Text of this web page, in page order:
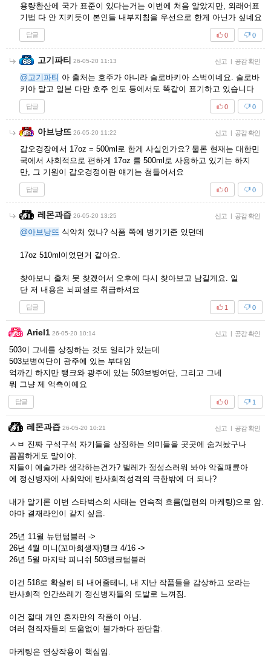
용량환산에 국가 표준이 있다는거는 이번에 처음 알았지만, 외래어표
기법 다 안 지키듯이 본인들 내부지침을 우선으로 한게 아닌가 싶네요
답글 0
0
고기파티 26-05-20 11:13 신고 | 공감 확인
@고기파티 아 출처는 호주가 아니라 슬로바키아 스벅이네요. 슬로바
키아 말고 일본 다만 호주 인도 등에서도 똑같이 표기하고 있습니다
답글 0
0
아브낭뜨 26-05-20 11:22 신고 | 공감 확인
갑오경장에서 17oz = 500ml로 한게 사실인가요? 물론 현재는 대한민
국에서 사회적으로 편하게 17oz 를 500ml로 사용하고 있기는 하지
만, 그 기원이 갑오경정이란 얘기는 첨들어서요
답글 0
0
레몬과즙 26-05-20 13:25 신고 | 공감 확인
@아브낭뜨 식약처 였나? 식품 쪽에 병기기준 있던데
17oz 510ml이었던거 같아요.
찾아보니 출처 못 찾겠어서 오후에 다시 찾아보고 남길게요. 일
단 저 내용은 뇌피셜로 취급하셔요
답글 0
1
Ariel1 26-05-20 10:14 신고 | 공감 확인
503이 그네를 상징하는 것도 일리가 있는데
503보병여단이 광주에 있는 부대임
억까긴 하지만 탱크와 광주에 있는 503보병여단, 그리고 그네
뭐 그냥 제 억측이예요
답글 1
0
레몬과즙 26-05-20 10:21 신고 | 공감 확인
ㅅㅂ 진짜 구석구석 자기들을 상징하는 의미들을 곳곳에 숨겨놨구나
꼼꼼하게도 말이야.
지들이 예술가라 생각하는건가? 벌레가 정성스러워 봐야 악질패륜아
에 정신병자에 사회악에 반사회적성격의 극한밖에 더 되나?
내가 알기론 이번 스타벅스의 사태는 연속적 흐름(일련의 마케팅)으로 암.
아마 결재라인이 같지 싶음.
25년 11월 뉴턴텀블러 ->
26년 4월 미니(꼬마희생자)탱크 4/16 ->
26년 5월 마지막 피니쉬 503탱크텀블러
이건 518로 확실히 티 내어줄테니, 내 지난 작품들을 감상하고 오라는
반사회적 인간쓰레기 정신병자들의 도발로 느껴짐.
이건 절대 개인 혼자만의 작품이 아님.
여러 현직자들의 도움없이 불가하다 판단함.
마케팅은 연상작용이 핵심임.